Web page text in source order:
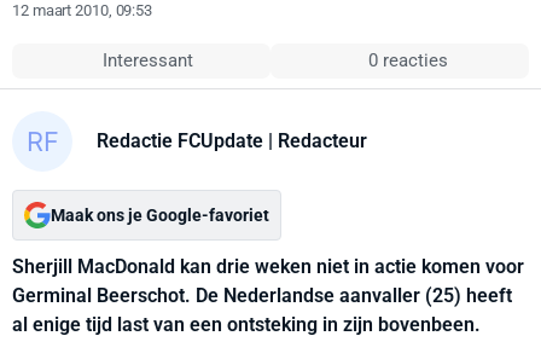
12 maart 2010, 09:53
Interessant 0 reacties
Redactie FCUpdate | Redacteur
Maak ons je Google-favoriet
Sherjill MacDonald kan drie weken niet in actie komen voor
Germinal Beerschot. De Nederlandse aanvaller (25) heeft
al enige tijd last van een ontsteking in zijn bovenbeen.